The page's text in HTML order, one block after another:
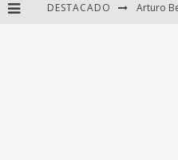
DESTACADO